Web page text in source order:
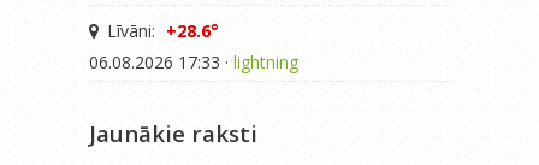
Līvāni: +28.6°
06.08.2026 17:33 · lightning
Jaunākie raksti